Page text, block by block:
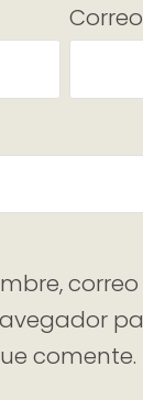
comente.